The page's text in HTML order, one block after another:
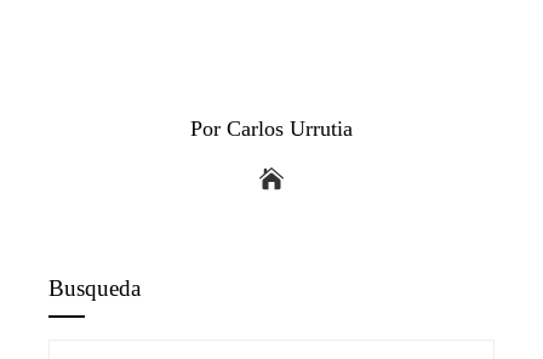
Por Carlos Urrutia
Busqueda